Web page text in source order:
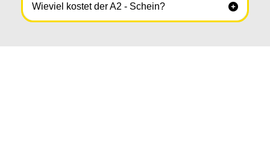
Wieviel kostet der A2 - Schein? 